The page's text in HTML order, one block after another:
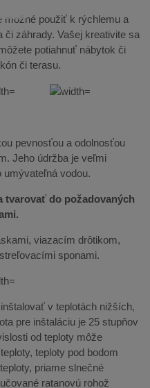
možné použiť k rýchlemu a
či záhrady. Vašej kreativite sa
potiahnuť nábytok či
či terasu.
pevnosťou a odolnosťou
Jeho údržba je veľmi
umývateľná vodou.
tvarovať do požadovaných
viazacím drôtikom,
sponami.
v teplotách nižších,
pre inštaláciu je 25 stupňov
od teploty môže
teploty pod bodom
priame slnečné
ratanovú rohož